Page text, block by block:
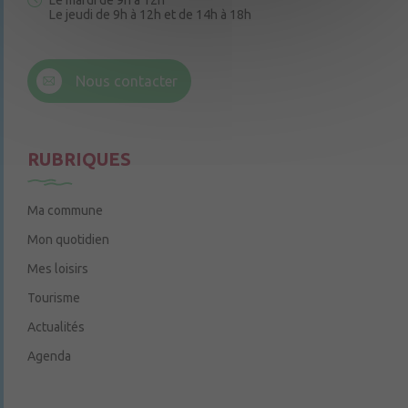
Le jeudi de 9h à 12h et de 14h à 18h
Nous contacter
RUBRIQUES
Ma commune
Mon quotidien
Mes loisirs
Tourisme
Actualités
Agenda